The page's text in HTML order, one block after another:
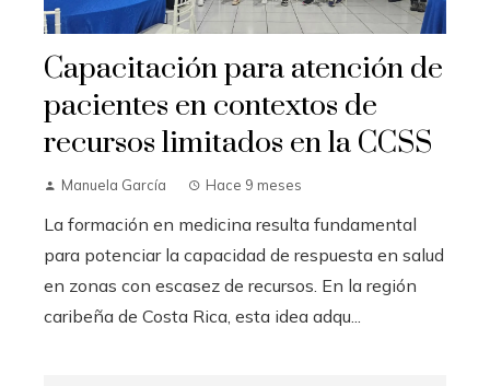
Capacitación para atención de
pacientes en contextos de
recursos limitados en la CCSS
Manuela García Hace 9 meses
La formación en medicina resulta fundamental
para potenciar la capacidad de respuesta en salud
en zonas con escasez de recursos. En la región
caribeña de Costa Rica, esta idea adqu...